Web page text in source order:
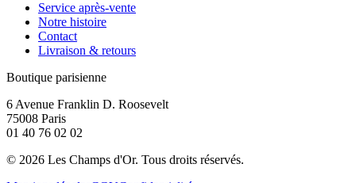
Service après-vente
Notre histoire
Contact
Livraison & retours
Boutique parisienne
6 Avenue Franklin D. Roosevelt
75008 Paris
01 40 76 02 02
© 2026 Les Champs d'Or. Tous droits réservés.